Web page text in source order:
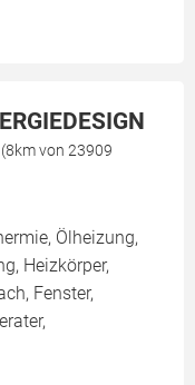
von 23909
Ölheizung,
Heizkörper,
Fenster,